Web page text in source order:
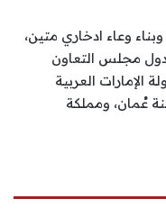
وعاء ادخاري متين،
مجلس التعاون
الإمارات العربية
عُمان، ومملكة